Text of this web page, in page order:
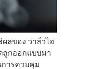
ลของ วาล์วไอ
ถูกออกแบบมา
การควบคุม